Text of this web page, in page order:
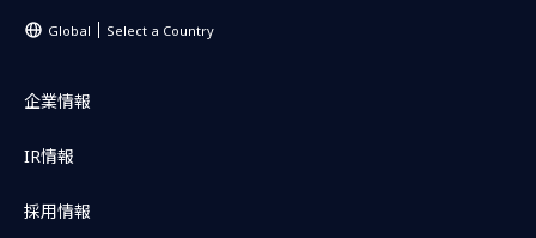
Global Select a Country
企業情報
IR情報
採用情報